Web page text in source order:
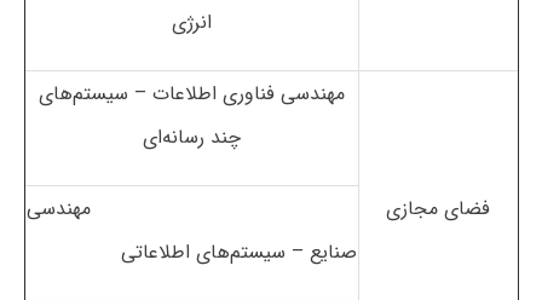
انرژی
فضای مجازی
مهندسی فناوری اطلاعات – سیستم‌های
چند رسانه‌ای
مهندسی
صنایع – سیستم‌های اطلاعاتی